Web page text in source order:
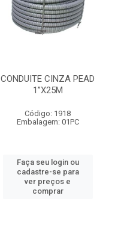
CONDUITE CINZA PEAD
1”X25M
Código: 1918
Embalagem: 01PC
Faça seu login ou
cadastre-se para
ver preços e
comprar